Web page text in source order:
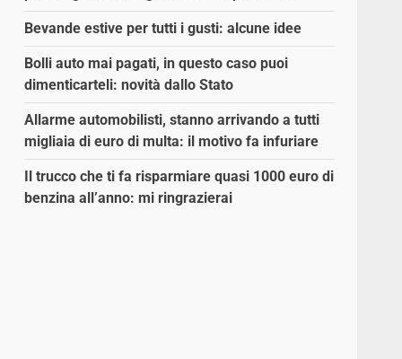
Bevande estive per tutti i gusti: alcune idee
Bolli auto mai pagati, in questo caso puoi
dimenticarteli: novità dallo Stato
Allarme automobilisti, stanno arrivando a tutti
migliaia di euro di multa: il motivo fa infuriare
Il trucco che ti fa risparmiare quasi 1000 euro di
benzina all’anno: mi ringrazierai